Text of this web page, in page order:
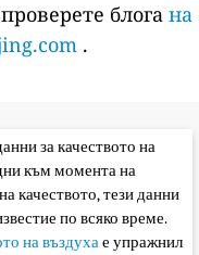
блога на
.
за качеството на
към момента на
качеството, тези данни
по всяко време.
на въздухае упражнил